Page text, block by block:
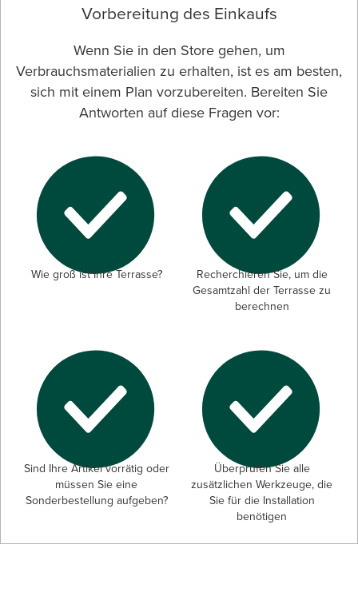
Vorbereitung des Einkaufs
Wenn Sie in den Store gehen, um
Verbrauchsmaterialien zu erhalten, ist es am besten,
sich mit einem Plan vorzubereiten. Bereiten Sie
Antworten auf diese Fragen vor:
Wie groß ist Ihre Terrasse?
Recherchieren Sie, um die
Gesamtzahl der Terrasse zu
berechnen
Sind Ihre Artikel vorrätig oder
müssen Sie eine
Sonderbestellung aufgeben?
Überprüfen Sie alle
zusätzlichen Werkzeuge, die
Sie für die Installation
benötigen